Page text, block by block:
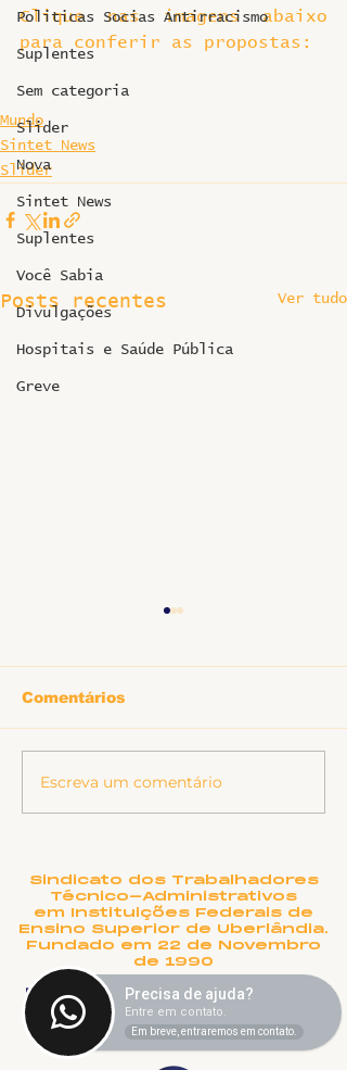
Politicas Socias Antirracismo
Suplentes
Sem categoria
Slider
Nova
Sintet News
Suplentes
Você Sabia
Divulgações
Hospitais e Saúde Pública
Greve
Clique nas imagens abaixo
para conferir as propostas:
Mundo
Sintet News
Slider
Posts recentes Ver tudo
Ligeirinho 541 | Julho
Comentários
Escreva um comentário
Sindicato dos Trabalhadores
Técnico-Administrativos
em Instituições Federais de
Ensino Superior de Uberlândia.
Fundado em 22 de Novembro
de 1990
Rua Salvador, 995 - Aparecida -
Uberlândia, MG
Precisa de ajuda?
Entre em contato.
Em breve, entraremos em contato.